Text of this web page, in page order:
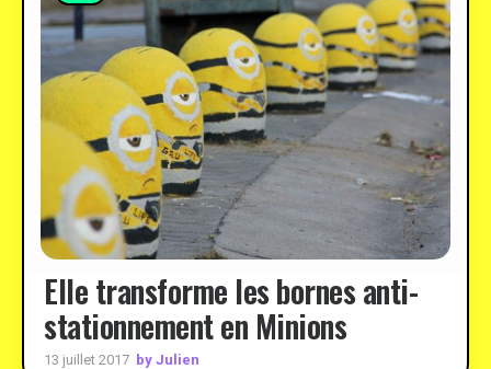
Elle transforme les bornes anti-
stationnement en Minions
13 juillet 2017 by Julien